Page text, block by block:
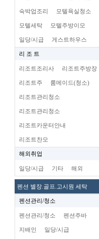
숙박업조리 모텔욕실청소
모텔세탁 모텔주방이모
일당/시급 게스트하우스
리 조 트
리조트조리사 리조트주방장
리조트주 룸메이드(청소)
리조트관리청소
리조트관리청소
리조트카운터안내
리조트찬모
해외취업
일당/시급 기타 해외
펜션 별장.골프.고시원 세탁
펜션관리/청소
펜션관리/청소 펜션주바
지배인 일당/시급